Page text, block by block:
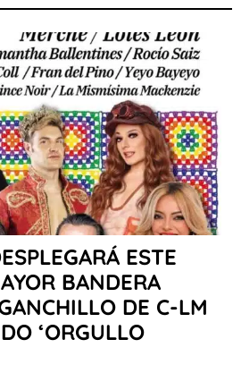
ESTE
BANDERA
DE C-LM
‘ORGULLO